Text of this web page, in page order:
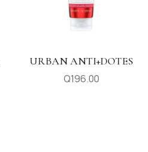
URBAN ANTI+DOTES
Q196.00